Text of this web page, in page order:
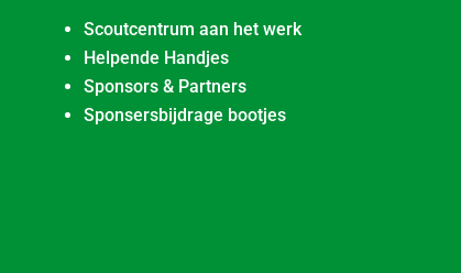
Scoutcentrum aan het werk
Helpende Handjes
Sponsors & Partners
Sponsersbijdrage bootjes